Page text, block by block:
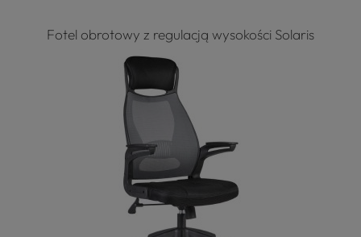
Fotel obrotowy z regulacją wysokości Solaris